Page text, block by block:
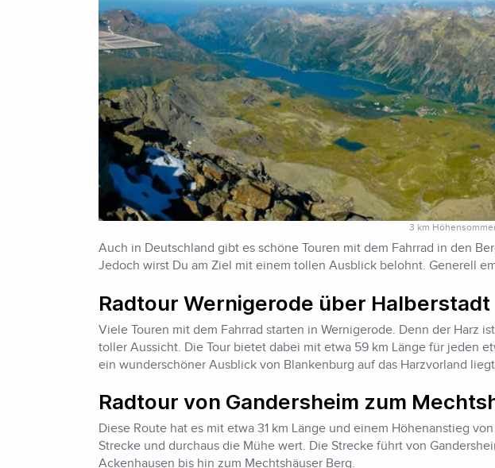
3 km
Auch in Deutschland gibt es schöne Touren mit dem Fahrrad in den
Jedoch wirst Du am Ziel mit einem tollen Ausblick belohnt. Generell
Radtour Wernigerode über
Viele Touren mit dem Fahrrad starten in Wernigerode. Denn der Harz
toller Aussicht. Die Tour bietet dabei mit etwa 59 km Länge für jeden
ein wunderschöner Ausblick von Blankenburg auf das Harzvorland
Radtour von Gandersheim zum
Diese Route hat es mit etwa 31 km Länge und einem Höhenanstieg
Strecke und durchaus die Mühe wert. Die Strecke führt von
Ackenhausen bis hin zum Mechtshäuser Berg.